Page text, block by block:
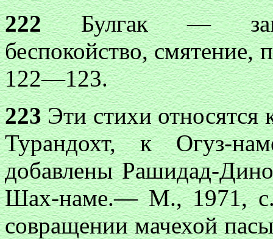
222Булгак —
беспокойство, смятение,
122—123.
223Эти стихи относятся
Турандохт, к Огуз-
добавлены Рашидад-
Шах-наме.— М., 1971, с.
совращении мачехой